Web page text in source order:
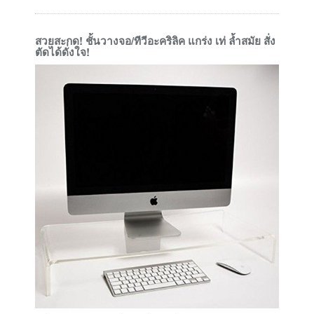
สวยสะกด! ชั้นวางจอ/ทีวีอะคริลิค แกร่ง เท่ ล้ำสมัย สั่ง
ตัดได้ดั่งใจ!